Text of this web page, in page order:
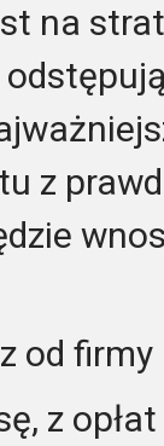
na
z
od firmy
z